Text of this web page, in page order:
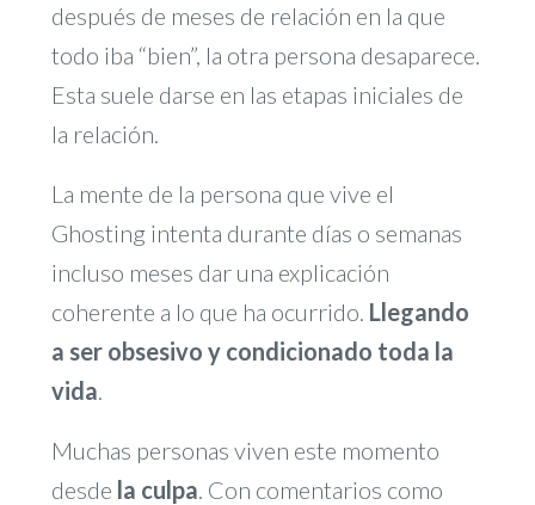
después de meses de relación en la que
todo iba “bien”, la otra persona desaparece.
Esta suele darse en las etapas iniciales de
la relación.
La mente de la persona que vive el
Ghosting intenta durante días o semanas
incluso meses dar una explicación
coherente a lo que ha ocurrido. Llegando
a ser obsesivo y condicionado toda la
vida.
Muchas personas viven este momento
desde la culpa. Con comentarios como